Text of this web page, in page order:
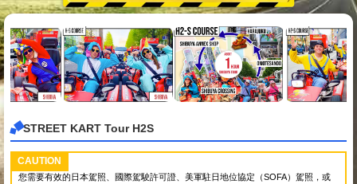
STREET KART Tour H2S
CAUTION
您需要有效的日本駕照、國際駕駛許可證、美軍駐日地位協定（SOFA）駕照，或